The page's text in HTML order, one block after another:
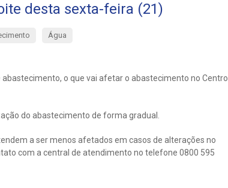
desta sexta-feira (21)
Água
o que vai afetar o abastecimento no Centro
do abastecimento de forma gradual.
a ser menos afetados em casos de alterações no
com a central de atendimento no telefone 0800 595